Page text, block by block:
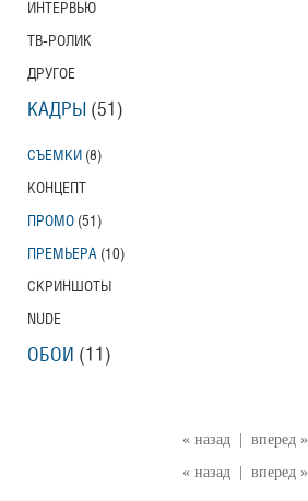
« назад
вперед »
« назад
вперед »
ИНТЕРВЬЮ
ТВ-РОЛИК
ДРУГОЕ
КАДРЫ (51)
СЪЕМКИ (8)
КОНЦЕПТ
ПРОМО (51)
ПРЕМЬЕРА (10)
СКРИНШОТЫ
NUDE
ОБОИ (11)